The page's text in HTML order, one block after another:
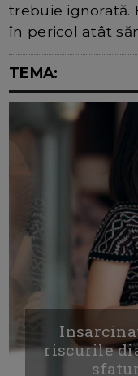
trebuie ignorată.
în pericol atât
TEMA:
riscurile